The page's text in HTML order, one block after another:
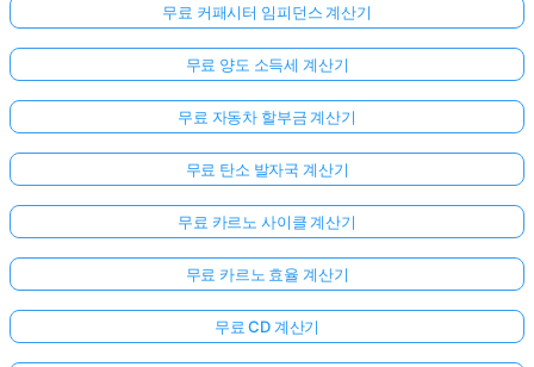
무료 커패시터 임피던스 계산기
무료 양도 소득세 계산기
무료 자동차 할부금 계산기
무료 탄소 발자국 계산기
무료 카르노 사이클 계산기
무료 카르노 효율 계산기
무료 CD 계산기